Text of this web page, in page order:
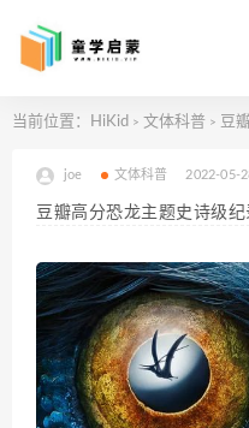
当前位置： HiKid > 文体科普 > 豆
joe 文体科普 2022-05-
豆瓣高分恐龙主题史诗级纪